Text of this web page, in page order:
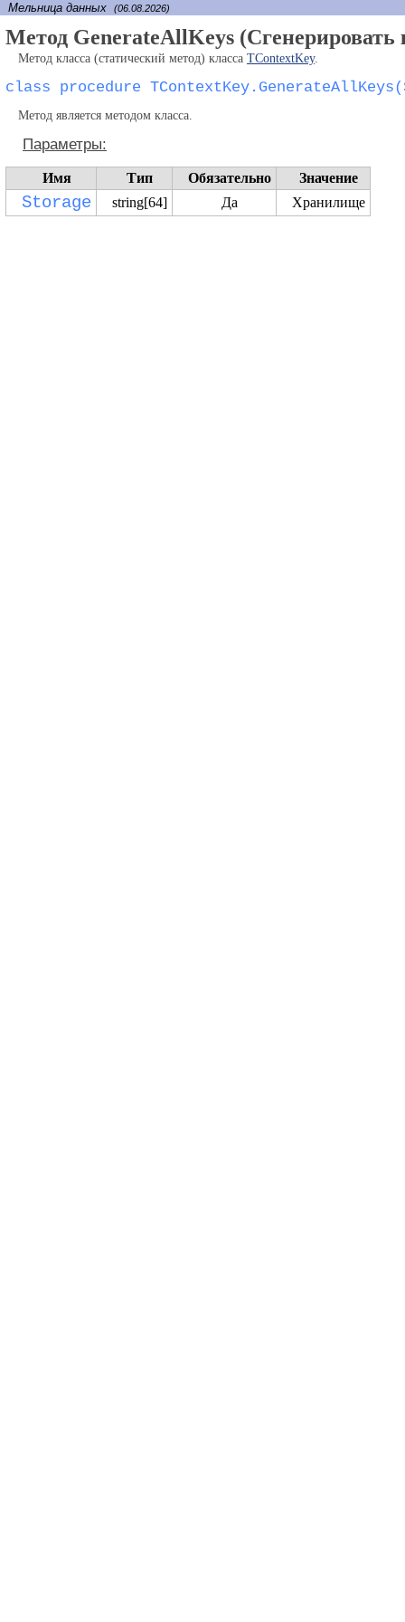
Мельница данных (06.08.2026)
Метод GenerateAllKeys
Метод класса (статический метод) класса TContextKey.
class procedure
Метод является методом класса.
Параметры:
Имя Тип Обязательно Значение
Storage string[64] Да Хранилище